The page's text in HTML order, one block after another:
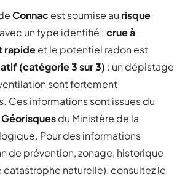
Connac est soumise au risque
un type identifié : crue à
rapideet le potentiel radon est
(catégorie 3 sur 3) : un dépistage
sont fortement
Ces informations sont issues du
Géorisquesdu Ministère de la
Pour des informations
de prévention, zonage, historique
catastrophe naturelle), consultez le